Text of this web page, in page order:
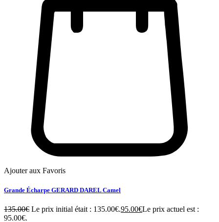
Ajouter aux Favoris
Grande Écharpe GERARD DAREL Camel
135.00€ Le prix initial était : 135.00€.95.00€Le prix actuel est :
95.00€.